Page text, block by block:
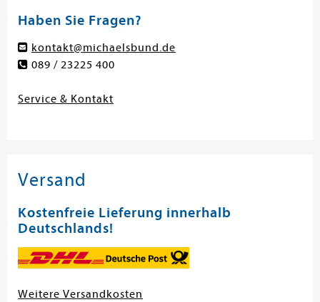
Haben Sie Fragen?
kontakt@michaelsbund.de
089 / 23225 400
Service & Kontakt
Versand
Kostenfreie Lieferung innerhalb
Deutschlands!
Weitere Versandkosten